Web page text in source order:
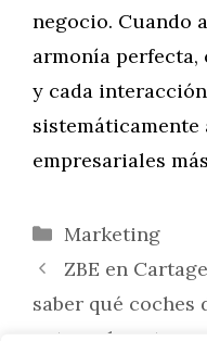
negocio. Cuando
armonía perfecta,
y cada
sistemáticamente
empresariales
Categorías
Marketing
ZBE en
saber qué coches